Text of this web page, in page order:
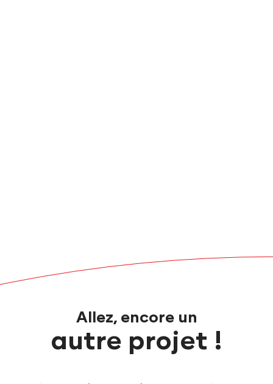
Allez, encore un
autre projet !